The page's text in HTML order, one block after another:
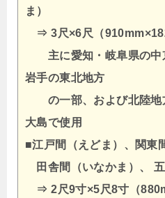
ま）
⇒ 3尺×6尺（
主に愛知・岐阜県の中
岩手の東北地方
の一部、および北陸地
大島で使用
■江戸間（えどま）、関東
田舎間（いなかま）、 五
⇒ 2尺9寸×5尺8寸（